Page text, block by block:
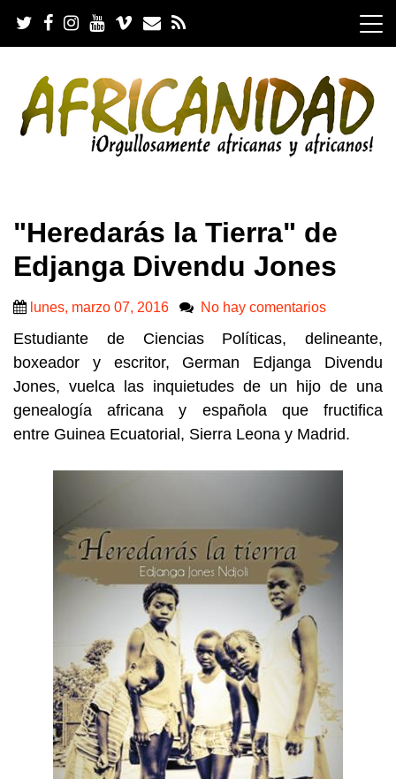
i
"Heredarás la Tierra" de
Edjanga Divendu Jones
lunes, marzo 07, 2016 No hay comentarios
Estudiante de Ciencias Políticas, delineante,
boxeador y escritor, German Edjanga Divendu
Jones, vuelca las inquietudes de un hijo de una
genealogía africana y española que fructifica
entre Guinea Ecuatorial, Sierra Leona y Madrid.